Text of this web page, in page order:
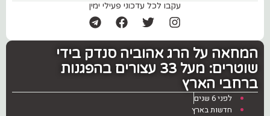
עקבו לכל עדכוני פעילי ימין
המחאה על הרג אהוביה סנדק בידי
שוטרים: מעל 33 עצורים בהפגנות
ברחבי הארץ
לפני 6 שנים
חדשות בארץ